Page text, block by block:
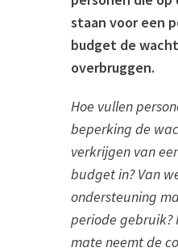
staan voor een
budget de
overbruggen.
Hoe vullen
beperking de
verkrijgen van
budget in? Van
ondersteuning
periode gebruik?
mate neemt de